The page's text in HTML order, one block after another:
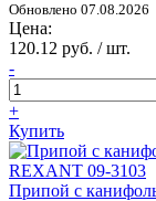
Обновлено 07.08.2026
Цена:
120.12 руб. / шт.
-
+
Купить
Припой с